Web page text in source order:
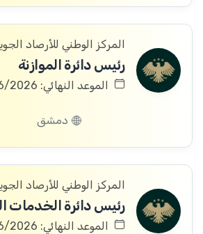
المركز الوطني للأرصاد
رئيس دائرة الموازنة
الموعد النهائي: 06/06/2026
دمشق
المركز الوطني للأرصاد
رئيس دائرة الخدمات
الموعد النهائي: 06/06/2026